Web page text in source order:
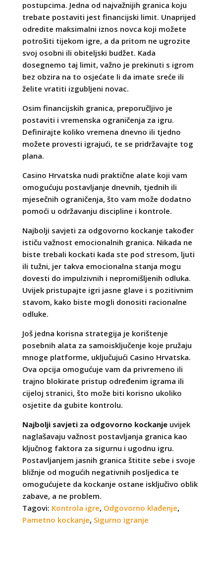
postupcima. Jedna od najvažnijih granica koju
trebate postaviti jest financijski limit. Unaprijed
odredite maksimalni iznos novca koji možete
potrošiti tijekom igre, a da pritom ne ugrozite
svoj osobni ili obiteljski budžet. Kada
dosegnemo taj limit, važno je prekinuti s igrom
bez obzira na to osjećate li da imate sreće ili
želite vratiti izgubljeni novac.
Osim financijskih granica, preporučljivo je
postaviti i vremenska ograničenja za igru.
Definirajte koliko vremena dnevno ili tjedno
možete provesti igrajući, te se pridržavajte tog
plana.
Casino Hrvatska nudi praktične alate koji vam
omogućuju postavljanje dnevnih, tjednih ili
mjesečnih ograničenja, što vam može dodatno
pomoći u održavanju discipline i kontrole.
Najbolji savjeti za odgovorno kockanje također
ističu važnost emocionalnih granica. Nikada ne
biste trebali kockati kada ste pod stresom, ljuti
ili tužni, jer takva emocionalna stanja mogu
dovesti do impulzivnih i nepromišljenih odluka.
Uvijek pristupajte igri jasne glave i s pozitivnim
stavom, kako biste mogli donositi racionalne
odluke.
Još jedna korisna strategija je korištenje
posebnih alata za samoisključenje koje pružaju
mnoge platforme, uključujući Casino Hrvatska.
Ova opcija omogućuje vam da privremeno ili
trajno blokirate pristup određenim igrama ili
cijeloj stranici, što može biti korisno ukoliko
osjetite da gubite kontrolu.
Najbolji savjeti za odgovorno kockanjeuvijek
naglašavaju važnost postavljanja granica kao
ključnog faktora za sigurnu i ugodnu igru.
Postavljanjem jasnih granica štitite sebe i svoje
bližnje od mogućih negativnih posljedica te
omogućujete da kockanje ostane isključivo oblik
zabave, a ne problem.
Tagovi: Kontrola igre, Odgovorno klađenje,
Pametno kockanje, Sigurno igranje